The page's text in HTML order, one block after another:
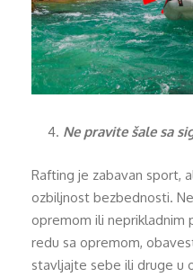
Ne pravite šale sa
Rafting je zabavan sport,
ozbiljnost bezbednosti.
opremom ili neprikladnim
redu sa opremom,
stavljajte sebe ili druge u